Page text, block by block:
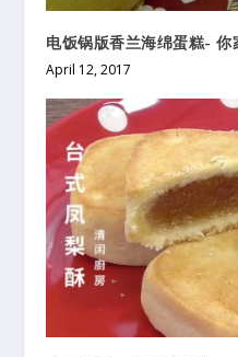
电饭锅版香兰海绵蛋糕- 你
April 12, 2017